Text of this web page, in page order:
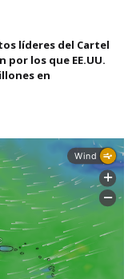
líderes del Cartel
por los que EE.UU.
en